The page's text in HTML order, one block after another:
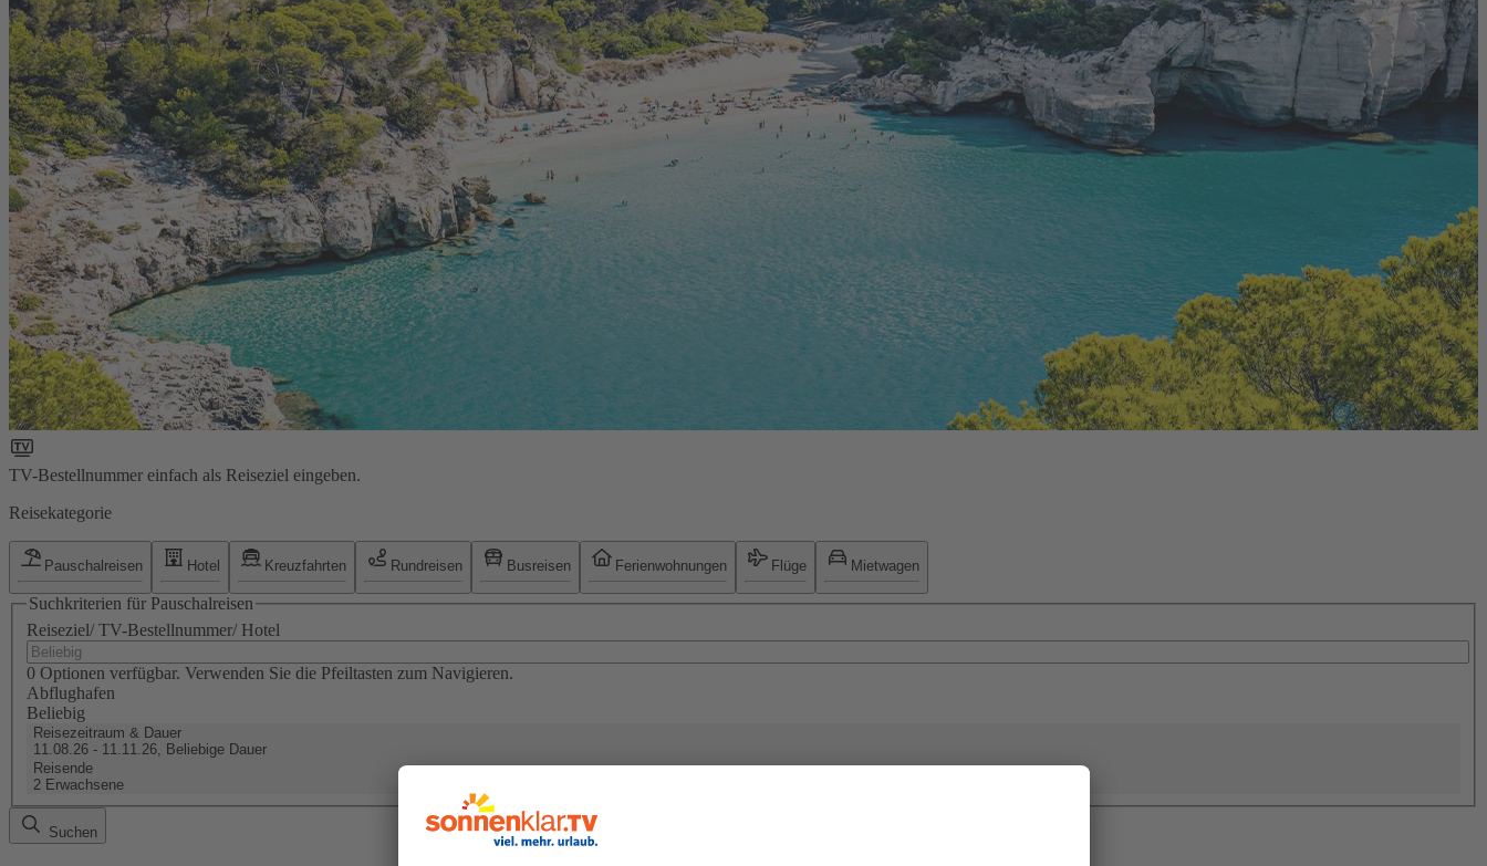
TV-Bestellnummer einfach als Reiseziel eingeben.
Reisekategorie
Pauschalreisen Hotel Kreuzfahrten Rundreisen Busreisen Ferienwohnungen Flüge Mietwagen
Suchkriterien für Pauschalreisen
Reiseziel/ TV-Bestellnummer/ Hotel
0 Optionen verfügbar. Verwenden Sie die Pfeiltasten zum Navigieren.
Abflughafen
Beliebig
Reisezeitraum & Dauer
11.08.26 - 11.11.26, Beliebige Dauer
Reisende
2 Erwachsene
Suchen